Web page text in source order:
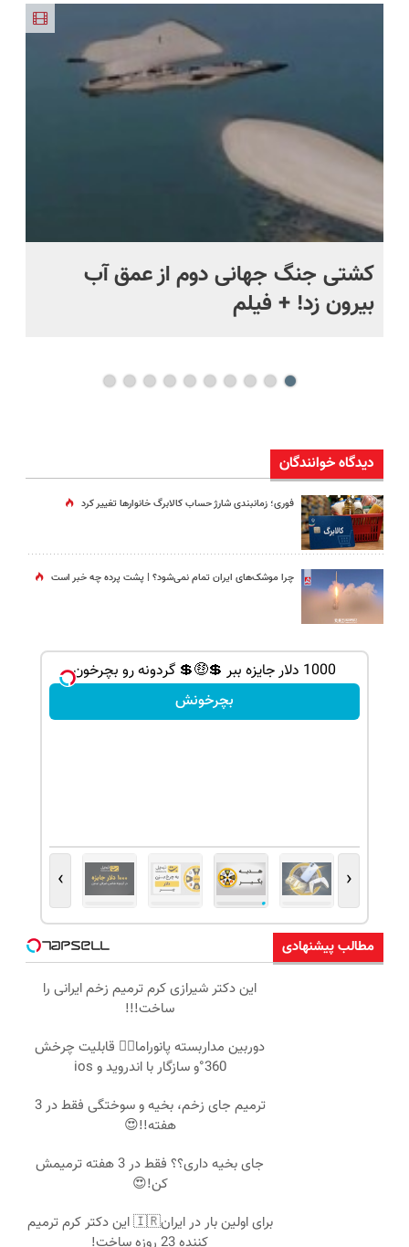
رایگان+پرداخت
اقساطی😍
اقساطی 💳
📍 تهران
حراج شد🔥
پرداخت
درب منزل
کشتی‌ جنگ جهانی دوم از عمق آب
بیرون زد! + فیلم
دیدگاه خوانندگان
فوری؛ زمانبندی‌ شارژ حساب کالابرگ خانوارها تغییر کرد
چرا موشک‌های ایران تمام نمی‌شود؟ | پشت پرده چه خبر است
1000 دلار جایزه ببر 💲🤑💲 گردونه رو بچرخون
بچرخونش
‹
›
مطالب پیشنهادی
این دکتر شیرازی کرم ترمیم زخم ایرانی را
ساخت!!!
دوربین مداربسته پانوراما👈🏻 قابلیت چرخش
360°و سازگار با اندروید و ios
ترمیم جای زخم، بخیه و سوختگی فقط در 3
هفته!!😍
جای بخیه داری؟؟ فقط در 3 هفته ترمیمش
کن!😍
برای اولین بار در ایران🇮🇷 این دکتر کرم ترمیم